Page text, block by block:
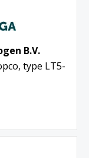
B.V.
type LT5-